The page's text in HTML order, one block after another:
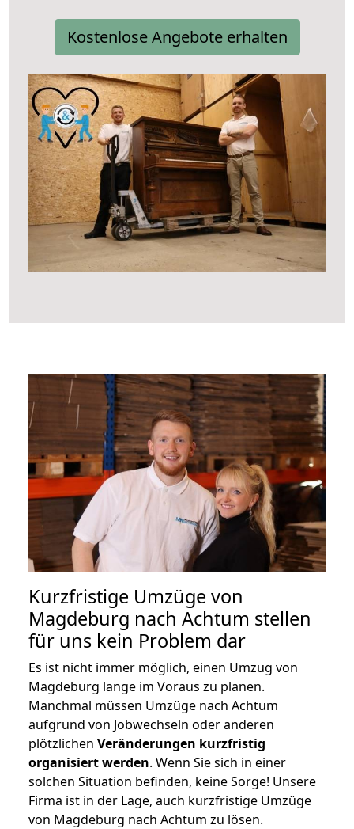
Kostenlose Angebote erhalten
Kurzfristige Umzüge von
Magdeburg nach Achtum stellen
für uns kein Problem dar
Es ist nicht immer möglich, einen Umzug von
Magdeburg lange im Voraus zu planen.
Manchmal müssen Umzüge nach Achtum
aufgrund von Jobwechseln oder anderen
plötzlichen Veränderungen kurzfristig
organisiert werden. Wenn Sie sich in einer
solchen Situation befinden, keine Sorge! Unsere
Firma ist in der Lage, auch kurzfristige Umzüge
von Magdeburg nach Achtum zu lösen.